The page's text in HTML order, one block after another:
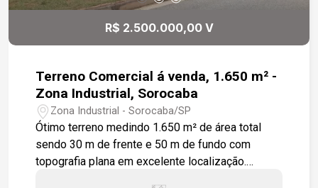
R$ 2.500.000,00 V
Terreno Comercial á venda, 1.650 m² -
Zona Industrial, Sorocaba
Zona Industrial - Sorocaba/SP
Ótimo terreno medindo 1.650 m² de área total
sendo 30 m de frente e 50 m de fundo com
topografia plana em excelente localização.